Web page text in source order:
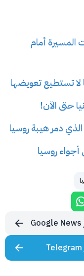
المسيرة أمام
حتى الآن!
الذي دمر هيبة روسيا